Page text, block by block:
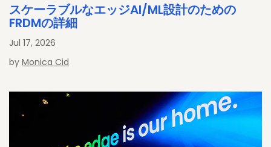
スケーラブルなエッジAI/ML設計のための
FRDMの詳細
Jul 17, 2026
by Monica Cid